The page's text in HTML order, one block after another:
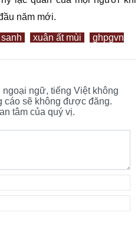
năm mới.
xuân ất mùi
ghpgvn
ngữ, tiếng Việt không
cáo sẽ không được đăng.
tâm của quý vị.